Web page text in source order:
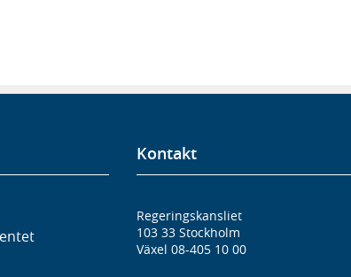
Kontakt
Regeringskansliet
103 33 Stockholm
Växel 08-405 10 00